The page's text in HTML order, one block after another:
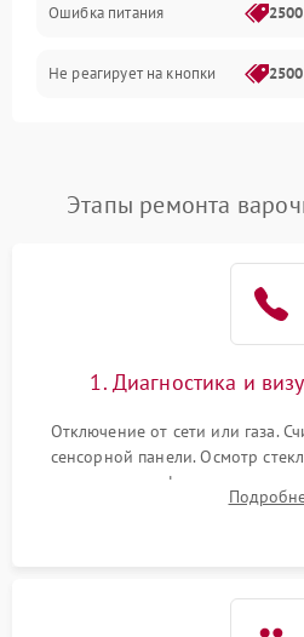
Ошибка питания
Не реагирует на кнопки
Этапы ремонта
1. Диагностика и
Отключение от сети или газа.
сенсорной панели. Осмотр
проверка конфорок на
клиента о симптомах (не